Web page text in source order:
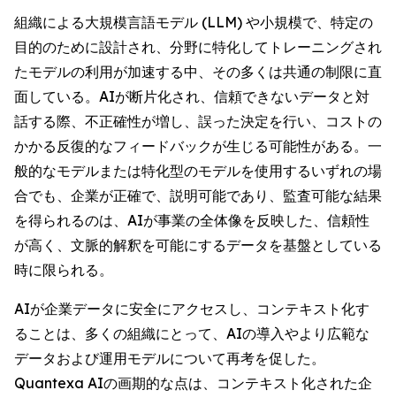
組織による大規模言語モデル (LLM) や小規模で、特定の
目的のために設計され、分野に特化してトレーニングされ
たモデルの利用が加速する中、その多くは共通の制限に直
面している。AIが断片化され、信頼できないデータと対
話する際、不正確性が増し、誤った決定を行い、コストの
かかる反復的なフィードバックが生じる可能性がある。一
般的なモデルまたは特化型のモデルを使用するいずれの場
合でも、企業が正確で、説明可能であり、監査可能な結果
を得られるのは、AIが事業の全体像を反映した、信頼性
が高く、文脈的解釈を可能にするデータを基盤としている
時に限られる。
AIが企業データに安全にアクセスし、コンテキスト化す
ることは、多くの組織にとって、AIの導入やより広範な
データおよび運用モデルについて再考を促した。
Quantexa AIの画期的な点は、コンテキスト化された企